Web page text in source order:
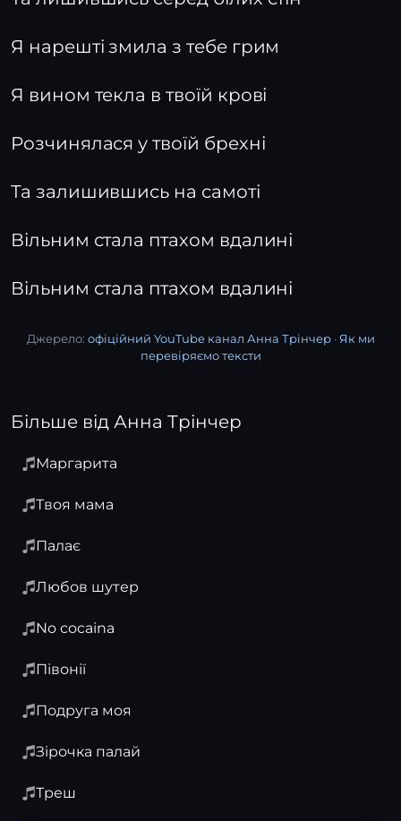
Я нарешті змила з тебе грим
Я вином текла в твоїй крові
Розчинялася у твоїй брехні
Та залишившись на самоті
Вільним стала птахом вдалині
Вільним стала птахом вдалині
Джерело: офіційний YouTube канал Анна Трінчер· Як ми
перевіряємо тексти
Більше від Анна Трінчер
Маргарита
Твоя мама
Палає
Любов шутер
No cocaina
Півонії
Подруга моя
Зірочка палай
Треш